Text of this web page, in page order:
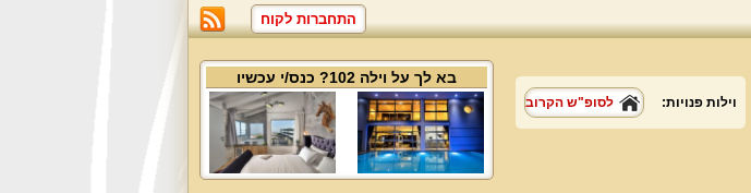
התחברות לקוח
בא לך על וילה 102 ? כנס/י עכשיו
וילות פנויות: לסופ"ש הקרוב